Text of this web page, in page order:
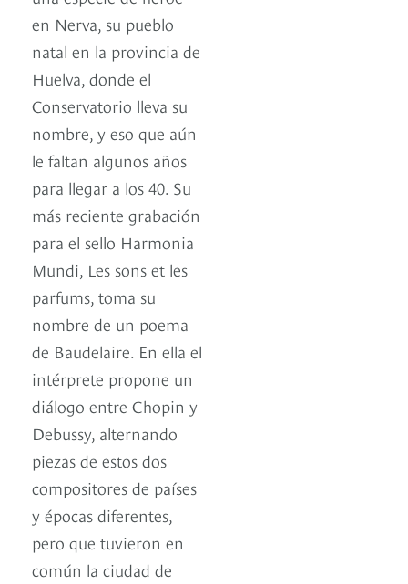
en Nerva, su pueblo
natal en la provincia de
Huelva, donde el
Conservatorio lleva su
nombre, y eso que aún
le faltan algunos años
para llegar a los 40. Su
más reciente grabación
para el sello Harmonia
Mundi, Les sons et les
parfums, toma su
nombre de un poema
de Baudelaire. En ella el
intérprete propone un
diálogo entre Chopin y
Debussy, alternando
piezas de estos dos
compositores de países
y épocas diferentes,
pero que tuvieron en
común la ciudad de